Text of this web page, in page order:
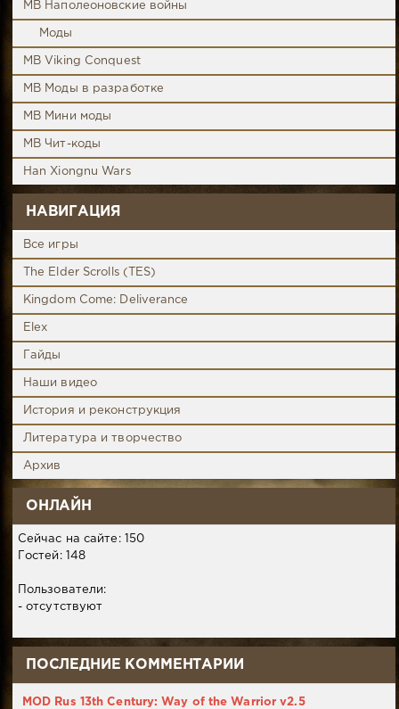
MB Наполеоновские войны
Моды
MB Viking Conquest
MB Моды в разработке
MB Мини моды
MB Чит-коды
Han Xiongnu Wars
НАВИГАЦИЯ
Все игры
The Elder Scrolls (TES)
Kingdom Come: Deliverance
Elex
Гайды
Наши видео
История и реконструкция
Литература и творчество
Архив
ОНЛАЙН
Сейчас на сайте: 150
Гостей: 148
Пользователи:
- отсутствуют
ПОСЛЕДНИЕ КОММЕНТАРИИ
MOD Rus 13th Century: Way of the Warrior v2.5